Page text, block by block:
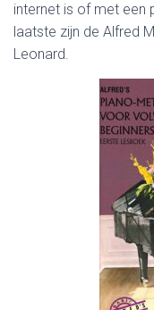
internet is of met een
laatste zijn de Alfred
Leonard.